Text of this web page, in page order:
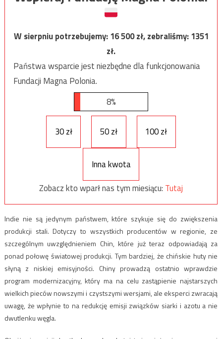
W sierpniu potrzebujemy:16 500zł, zebraliśmy:1351
zł.
Państwa wsparcie jest niezbędne dla funkcjonowania
Fundacji Magna Polonia.
8%
30 zł 50 zł 100 zł
Inna kwota
Zobacz kto wparł nas tym miesiącu: Tutaj
Indie nie są jedynym państwem, które szykuje się do zwiększenia
produkcji stali. Dotyczy to wszystkich producentów w regionie, ze
szczególnym uwzględnieniem Chin, które już teraz odpowiadają za
ponad połowę światowej produkcji. Tym bardziej, że chińskie huty nie
słyną z niskiej emisyjności. Chiny prowadzą ostatnio wprawdzie
program modernizacyjny, który ma na celu zastąpienie najstarszych
wielkich pieców nowszymi i czystszymi wersjami, ale eksperci zwracają
uwagę, że wpłynie to na redukcję emisji związków siarki i azotu a nie
dwutlenku węgla.